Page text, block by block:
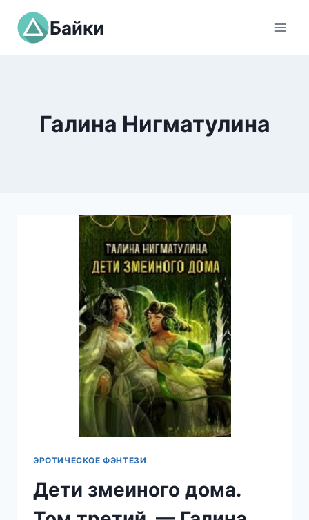
Перейти
содержимому
Байки
Галина Нигматулина
ЭРОТИЧЕСКОЕ ФЭНТЕЗИ
Дети змеиного дома.